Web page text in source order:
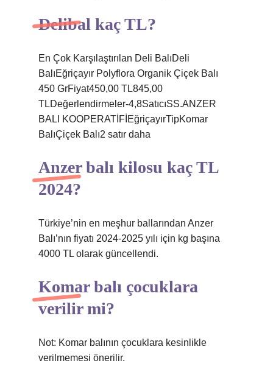
Delibal kaç TL?
En Çok Karşılaştırılan Deli BalıDeli
BalıEğriçayır Polyflora Organik Çiçek Balı
450 GrFiyat450,00 TL845,00
TLDeğerlendirmeler-4,8SatıcıSS.ANZER
BALI KOOPERATİFİEğriçayırTipKomar
BalıÇiçek Balı2 satır daha
Anzer balı kilosu kaç TL
2024?
Türkiye’nin en meşhur ballarından Anzer
Balı’nın fiyatı 2024-2025 yılı için kg başına
4000 TL olarak güncellendi.
Komar balı çocuklara
verilir mi?
Not: Komar balının çocuklara kesinlikle
verilmemesi önerilir.